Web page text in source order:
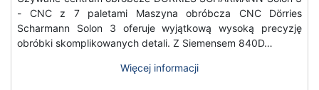
- CNC z 7 paletami Maszyna obróbcza CNC Dörries
Scharmann Solon 3 oferuje wyjątkową wysoką precyzję
obróbki skomplikowanych detali. Z Siemensem 840D…
Więcej informacji